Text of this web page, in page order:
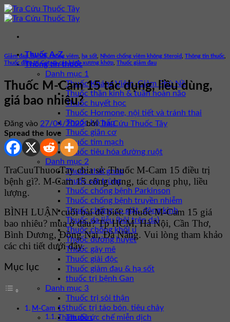
Bỏ
qua
dung
Thuốc A-Z
Thông tin thuốc
Danh mục 1
Thuốc Kháng Viêm, Giảm Phù Nề
Thuốc thần kinh & tuần hoàn não
Thuốc huyết học
Thuốc Hormone, nội tiết và tránh thai
Thuốc hô hấp
Thuốc giãn cơ
Thuốc tim mạch
Thuốc tiêu hóa đường ruột
Danh mục 2
Thuốc thải ghép
thuốc sát trùng
Thuốc chống bệnh Parkinson
Thuốc chống bệnh truyền nhiễm
Thuốc chống co giật, động kinh
Thuốc da liễu (bôi trên da)
Thuốc chống khối u
Thuốc đường huyết
Thuốc gây mê
Thuốc giải độc
Thuốc giảm đau & hạ sốt
thuốc trị bệnh Gan
Danh mục 3
Thuốc trị sỏi thận
thuốc trị táo bón, tiêu chảy
Thuốc ức chế miễn dịch
Giảm đau, hạ sốt, chống viêm hạ sốt Nhóm chống viêm không Steroid Thông tin thuốc
Thuốc điều trị Gút và các bệnh xương khớp Thuốc giảm đau
Thuốc M-Cam 15 tác dụng, liều dùng,
giá bao nhiêu?
Đăng vào 27/04/2022 bởiTra Cứu Thuốc Tây
Spread the love
TraCuuThuocTay chia sẻ: Thuốc M-Cam 15 điều trị
bệnh gì?. M-Cam 15 công dụng, tác dụng phụ, liều
lượng.
BÌNH LUẬN cuối bài để biết: Thuốc M-Cam 15 giá
bao nhiêu? mua ở đâu? Tp HCM, Hà Nội, Cần Thơ,
Bình Dương, Đồng Nai, Đà Nẵng. Vui lòng tham khảo
các chi tiết dưới đây.
Mục lục
M-Cam 15
Thành phần: